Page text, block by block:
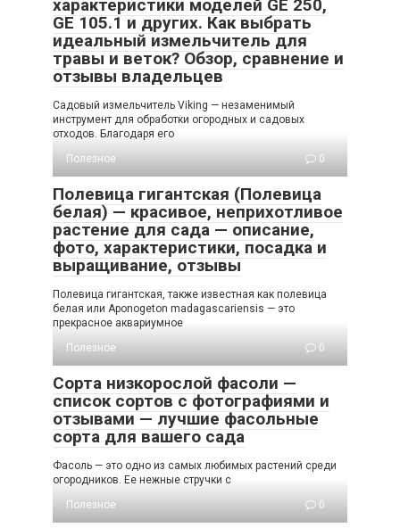
характеристики моделей GE 250,
GE 105.1 и других. Как выбрать
идеальный измельчитель для
травы и веток? Обзор, сравнение и
отзывы владельцев
Садовый измельчитель Viking — незаменимый
инструмент для обработки огородных и садовых
отходов. Благодаря его
Полезное
0
Полевица гигантская (Полевица
белая) — красивое, неприхотливое
растение для сада — описание,
фото, характеристики, посадка и
выращивание, отзывы
Полевица гигантская, также известная как полевица
белая или Aponogeton madagascariensis — это
прекрасное аквариумное
Полезное
0
Сорта низкорослой фасоли —
список сортов с фотографиями и
отзывами — лучшие фасольные
сорта для вашего сада
Фасоль — это одно из самых любимых растений среди
огородников. Ее нежные стручки с
Полезное
0